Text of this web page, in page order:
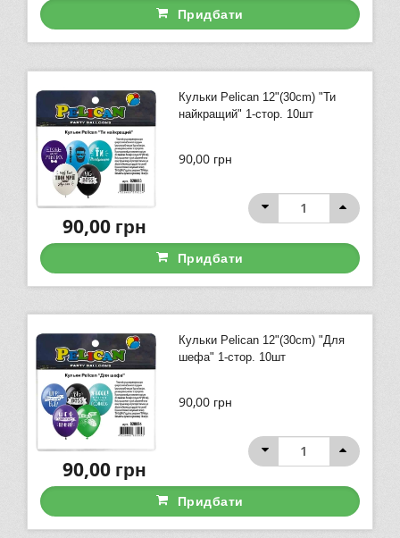
Придбати
Кульки Pelican 12"(30сm) "Ти
найкращий" 1-стор. 10шт
90,00 грн
90,00грн
Придбати
Кульки Pelican 12"(30сm) "Для
шефа" 1-стор. 10шт
90,00 грн
90,00грн
Придбати